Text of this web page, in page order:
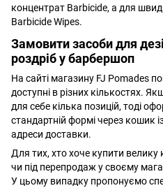
концентрат Barbicide, а для
Barbicide Wipes.
Замовити засоби для
роздріб у барбершоп
На сайті магазину FJ Pomades
доступні в різних кількостях.
для себе кілька позицій, тоді
стандартній формі через кошик
адреси доставки.
Для тих, хто хоче купити велику
чи під перепродаж у своєму
У цьому випадку пропонуємо